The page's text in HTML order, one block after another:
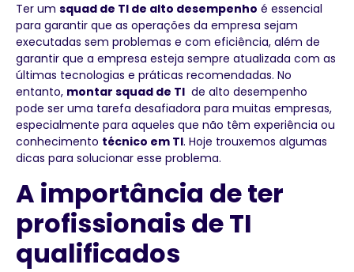
Ter um squad de TI de alto desempenho é essencial
para garantir que as operações da empresa sejam
executadas sem problemas e com eficiência, além de
garantir que a empresa esteja sempre atualizada com as
últimas tecnologias e práticas recomendadas. No
entanto, montar squad de TI de alto desempenho
pode ser uma tarefa desafiadora para muitas empresas,
especialmente para aqueles que não têm experiência ou
conhecimento técnico em TI. Hoje trouxemos algumas
dicas para solucionar esse problema.
A importância de ter
profissionais de TI
qualificados